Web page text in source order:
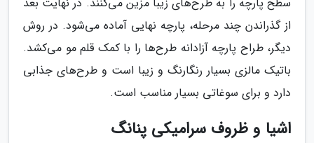
از گذراندن چند مرحله، پارچه نهایی آماده می‌شود. در روش
دیگر، طراح پارچه آزادانه طرح‌ها را با کمک قلم مو می‌کشد.
باتیک مالزی بسیار رنگارنگ و زیبا است و طرح‌های جذابی
دارد و برای سوغاتی بسیار مناسب است.
اشیا و ظروف سرامیکی پنانگ